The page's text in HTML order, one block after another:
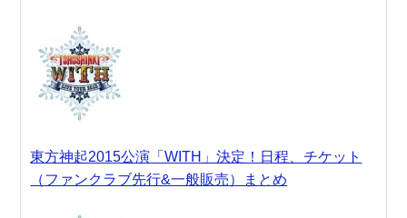
東方神起2015公演「WITH」決定！日程、チケット
（ファンクラブ先行&一般販売）まとめ